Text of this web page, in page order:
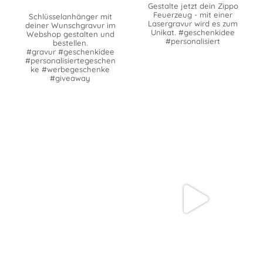
Schlüsselanhänger mit
deiner Wunschgravur im
Webshop gestalten und
bestellen.
#gravur #geschenkidee
#personalisiertegeschen
ke #werbegeschenke
#giveaway
Gestalte jetzt dein Zippo
Feuerzeug - mit einer
Lasergravur wird es zum
Unikat. #geschenkidee
#personalisiert